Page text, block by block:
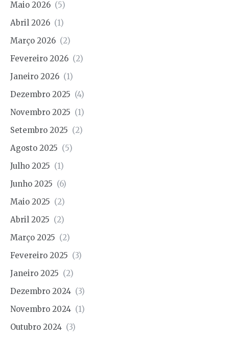
Maio 2026 (5)
Abril 2026 (1)
Março 2026 (2)
Fevereiro 2026 (2)
Janeiro 2026 (1)
Dezembro 2025 (4)
Novembro 2025 (1)
Setembro 2025 (2)
Agosto 2025 (5)
Julho 2025 (1)
Junho 2025 (6)
Maio 2025 (2)
Abril 2025 (2)
Março 2025 (2)
Fevereiro 2025 (3)
Janeiro 2025 (2)
Dezembro 2024 (3)
Novembro 2024 (1)
Outubro 2024 (3)